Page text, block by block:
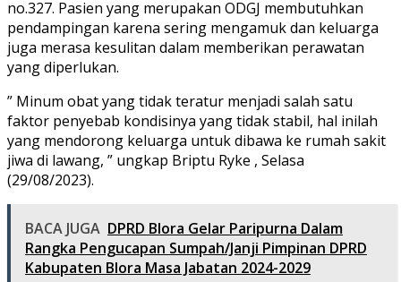
no.327. Pasien yang merupakan ODGJ membutuhkan
pendampingan karena sering mengamuk dan keluarga
juga merasa kesulitan dalam memberikan perawatan
yang diperlukan.
” Minum obat yang tidak teratur menjadi salah satu
faktor penyebab kondisinya yang tidak stabil, hal inilah
yang mendorong keluarga untuk dibawa ke rumah sakit
jiwa di lawang, ” ungkap Briptu Ryke , Selasa
(29/08/2023).
BACA JUGA DPRD Blora Gelar Paripurna Dalam
Rangka Pengucapan Sumpah/Janji Pimpinan DPRD
Kabupaten Blora Masa Jabatan 2024-2029